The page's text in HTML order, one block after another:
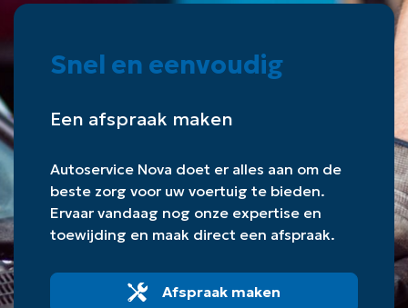
Snel en eenvoudig
Een afspraak maken
Autoservice Nova doet er alles aan om de
beste zorg voor uw voertuig te bieden.
Ervaar vandaag nog onze expertise en
toewijding en maak direct een afspraak.
Afspraak maken